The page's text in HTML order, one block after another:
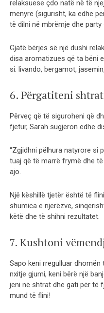
relaksuese çdo natë në të
mënyrë (sigurisht, ka edhe
të dilni në mbrëmje dhe party
Gjatë bërjes së një dushi
disa aromatizues që ta bëni
si: livando, bergamot,
6. Përgatiteni
Përveç që të siguroheni që
fjetur, Sarah sugjeron edhe
“Zgjidhni pëlhura natyrore si
tuaj që të marrë frymë dhe
ajo.
Një këshillë tjetër është të
shumica e njerëzve,
këtë dhe të shihni rezultatet.
7. Kushtoni
Sapo keni rregulluar dhomën
nxitje gjumi, keni bërë një
jeni në shtrat dhe gati për të
mund të flini!